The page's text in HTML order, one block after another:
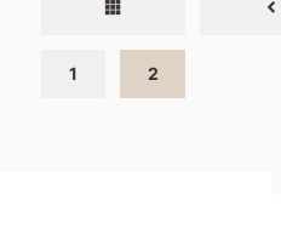
apps chevron_left
1 2